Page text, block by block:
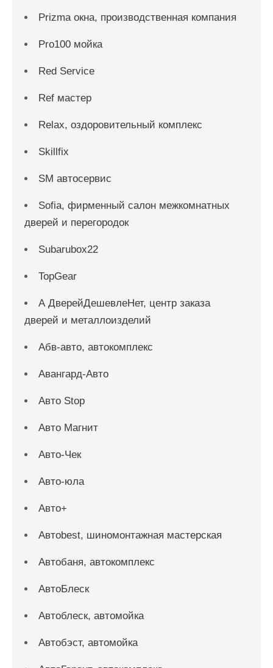
Prizma окна, производственная компания
Pro100 мойка
Red Service
Ref мастер
Relax, оздоровительный комплекс
Skillfix
SM автосервис
Sofia, фирменный салон межкомнатных
дверей и перегородок
Subarubox22
TopGear
А ДверейДешевлеНет, центр заказа
дверей и металлоизделий
Абв-авто, автокомплекс
Авангард-Авто
Авто Stop
Авто Магнит
Авто-Чек
Авто-юла
Авто+
Автоbest, шиномонтажная мастерская
Автобаня, автокомплекс
АвтоБлеск
Автоблеск, автомойка
Автобэст, автомойка